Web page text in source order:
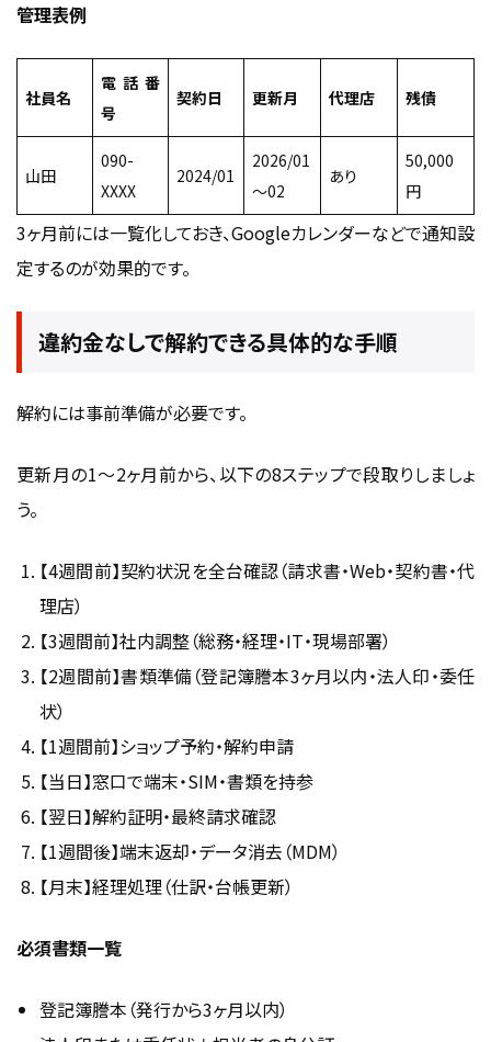
管理表例
社員名
電話番
号
契約日 更新月 代理店 残債
山田
090-
XXXX
2024/01
2026/01
〜02
あり
50,000
円
3ヶ月前には一覧化しておき、Googleカレンダーなどで通知設
定するのが効果的です。
違約金なしで解約できる具体的な手順
解約には事前準備が必要です。
更新月の1〜2ヶ月前から、以下の8ステップで段取りしましょ
う。
【4週間前】契約状況を全台確認（請求書・Web・契約書・代
理店）
【3週間前】社内調整（総務・経理・IT・現場部署）
【2週間前】書類準備（登記簿謄本3ヶ月以内・法人印・委任
状）
【1週間前】ショップ予約・解約申請
【当日】窓口で端末・SIM・書類を持参
【翌日】解約証明・最終請求確認
【1週間後】端末返却・データ消去（MDM）
【月末】経理処理（仕訳・台帳更新）
必須書類一覧
登記簿謄本（発行から3ヶ月以内）